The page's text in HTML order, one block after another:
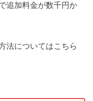
追加料金が数千円か
法についてはこちら